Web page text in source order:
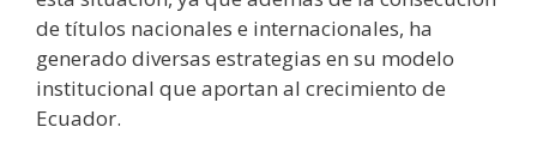
de títulos nacionales e internacionales, ha
generado diversas estrategias en su modelo
institucional que aportan al crecimiento de
Ecuador.